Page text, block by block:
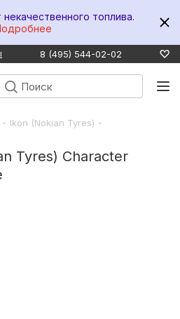
топлива.
8 (495) 544-02-02
- Ikon (Nokian Tyres) -
Tyres) Character